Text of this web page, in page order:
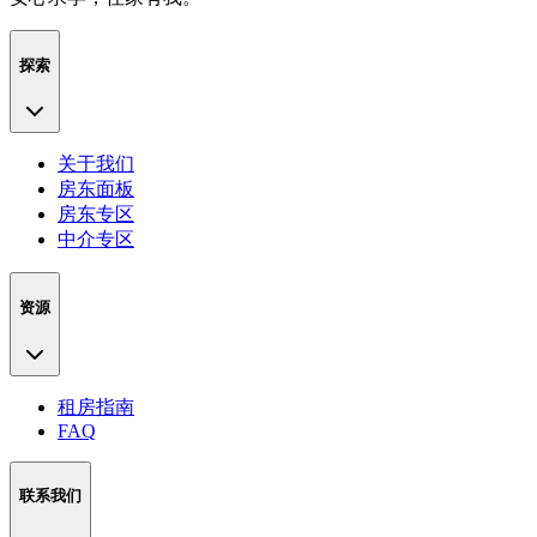
探索
关于我们
房东面板
房东专区
中介专区
资源
租房指南
FAQ
联系我们